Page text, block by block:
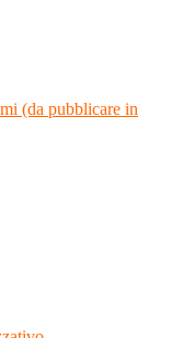
(da pubblicare in